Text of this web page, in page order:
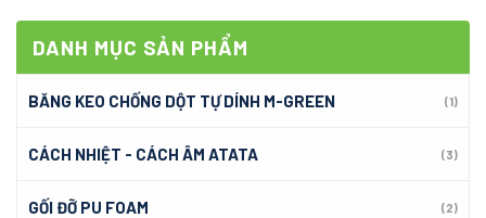
DANH MỤC SẢN PHẨM
BĂNG KEO CHỐNG DỘT TỰ DÍNH M-GREEN (1)
CÁCH NHIỆT - CÁCH ÂM ATATA (3)
GỐI ĐỠ PU FOAM (2)